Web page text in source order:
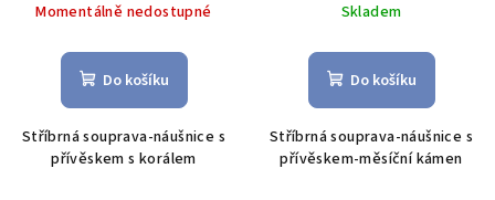
Momentálně nedostupné
Do košíku
Stříbrná souprava-náušnice s
přívěskem s korálem
Skladem
Do košíku
Stříbrná souprava-náušnice s
přívěskem-měsíční kámen